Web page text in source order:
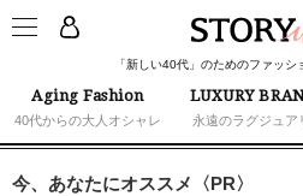
「新しい40代」のためのファッ
Aging Fashion
40代からの大人オシャレ
LUXURY
永遠のラグジュア
今、あなたにオススメ〈PR〉